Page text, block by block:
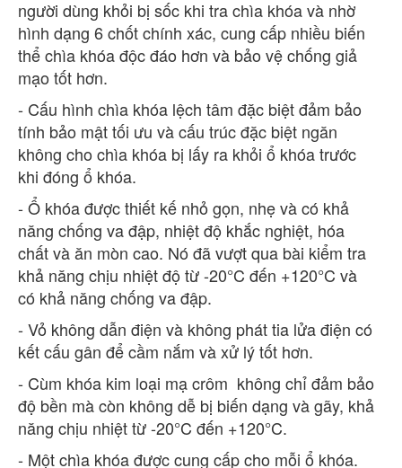
người dùng khỏi bị sốc khi tra chìa khóa và nhờ
hình dạng 6 chốt chính xác, cung cấp nhiều biến
thể chìa khóa độc đáo hơn và bảo vệ chống giả
mạo tốt hơn.
- Cấu hình chìa khóa lệch tâm đặc biệt đảm bảo
tính bảo mật tối ưu và cấu trúc đặc biệt ngăn
không cho chìa khóa bị lấy ra khỏi ổ khóa trước
khi đóng ổ khóa.
- Ổ khóa được thiết kế nhỏ gọn, nhẹ và có khả
năng chống va đập, nhiệt độ khắc nghiệt, hóa
chất và ăn mòn cao. Nó đã vượt qua bài kiểm tra
khả năng chịu nhiệt độ từ -20°C đến +120°C và
có khả năng chống va đập.
- Vỏ không dẫn điện và không phát tia lửa điện có
kết cấu gân để cầm nắm và xử lý tốt hơn.
- Cùm khóa kim loại mạ crôm không chỉ đảm bảo
độ bền mà còn không dễ bị biến dạng và gãy, khả
năng chịu nhiệt từ -20°C đến +120°C.
- Một chìa khóa được cung cấp cho mỗi ổ khóa.